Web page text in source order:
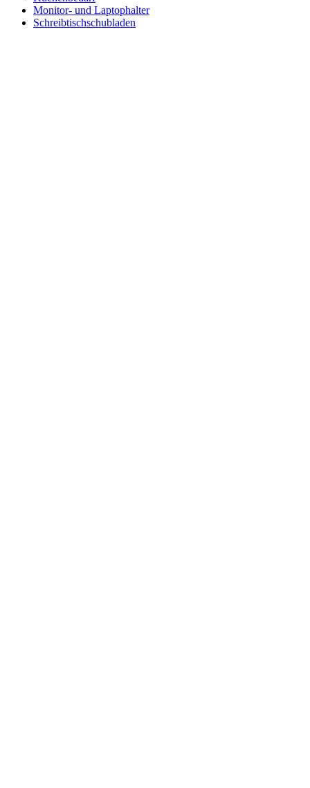
Monitor- und Laptophalter
Schreibtischschubladen